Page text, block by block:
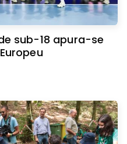
sub-18 apura-se